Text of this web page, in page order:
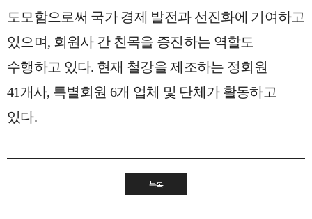
도모함으로써 국가 경제 발전과 선진화에 기여하고
있으며, 회원사 간 친목을 증진하는 역할도
수행하고 있다. 현재 철강을 제조하는 정회원
41개사, 특별회원 6개 업체 및 단체가 활동하고
있다.
목록